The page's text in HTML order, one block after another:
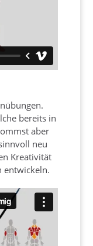
bereits in
aber
neu
Kreativität
entwickeln.